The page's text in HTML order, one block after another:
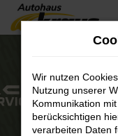
Zum
Hauptinhalt
Wir nutzen
Nutzung unserer
Kommunikation
berücksichtigen
verarbeiten Daten